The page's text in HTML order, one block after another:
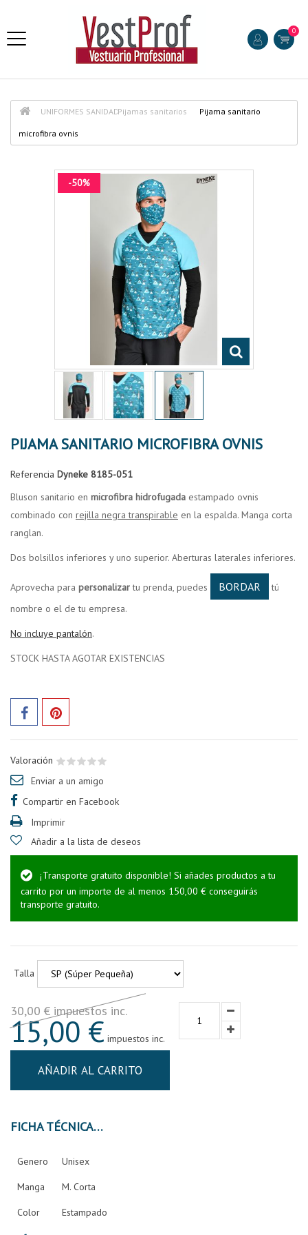
0
UNIFORMES SANIDADPijamas sanitarios Pijama sanitario
microfibra ovnis
-50%
PIJAMA SANITARIO MICROFIBRA OVNIS
Referencia Dyneke 8185-051
Bluson sanitario en microfibra hidrofugada estampado ovnis
combinado con rejilla negra transpirable en la espalda. Manga corta
ranglan.
Dos bolsillos inferiores y uno superior. Aberturas laterales inferiores.
Aprovecha para personalizartu prenda, puedes BORDAR
tú
nombre o el de tu empresa.
No incluye pantalón.
STOCK HASTA AGOTAR EXISTENCIAS
Valoración
Enviar a un amigo
Compartir en Facebook
Imprimir
Añadir a la lista de deseos
¡Transporte gratuito disponible! Si añades productos a tu
carrito por un importe de al menos 150,00 € conseguirás
transporte gratuito.
Talla
30,00 € impuestos inc.
15,00 € impuestos inc.
AÑADIR AL CARRITO
FICHA TÉCNICA
Genero Unisex
Manga M. Corta
Color Estampado